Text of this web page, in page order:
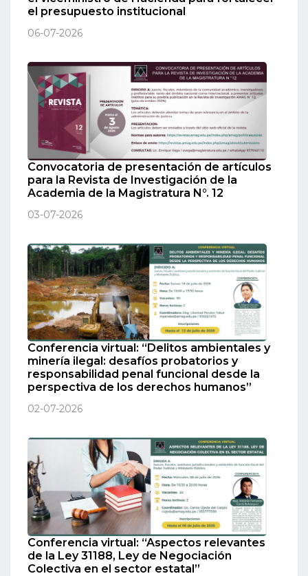
el presupuesto institucional
06-07-2026
Convocatoria de presentación de artículos
para la Revista de Investigación de la
Academia de la Magistratura N°. 12
03-07-2026
Conferencia virtual: “Delitos ambientales y
minería ilegal: desafíos probatorios y
responsabilidad penal funcional desde la
perspectiva de los derechos humanos”
02-07-2026
Conferencia virtual: “Aspectos relevantes
de la Ley 31188, Ley de Negociación
Colectiva en el sector estatal”